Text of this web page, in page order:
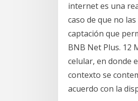
internet es una
caso de que no
captación que
BNB Net Plus. 12
celular, en donde
contexto se
acuerdo con la